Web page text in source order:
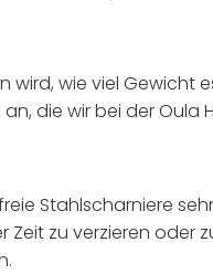
wird, wie viel Gewicht
die wir bei der Oula
Stahlscharniere
zu verzieren oder